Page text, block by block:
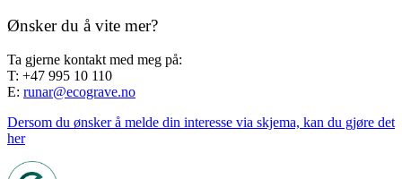
Ønsker du å vite mer?
Ta gjerne kontakt med meg på:
T: +47 995 10 110
E: runar@ecograve.no
Dersom du ønsker å melde din interesse via skjema, kan du gjøre det
her